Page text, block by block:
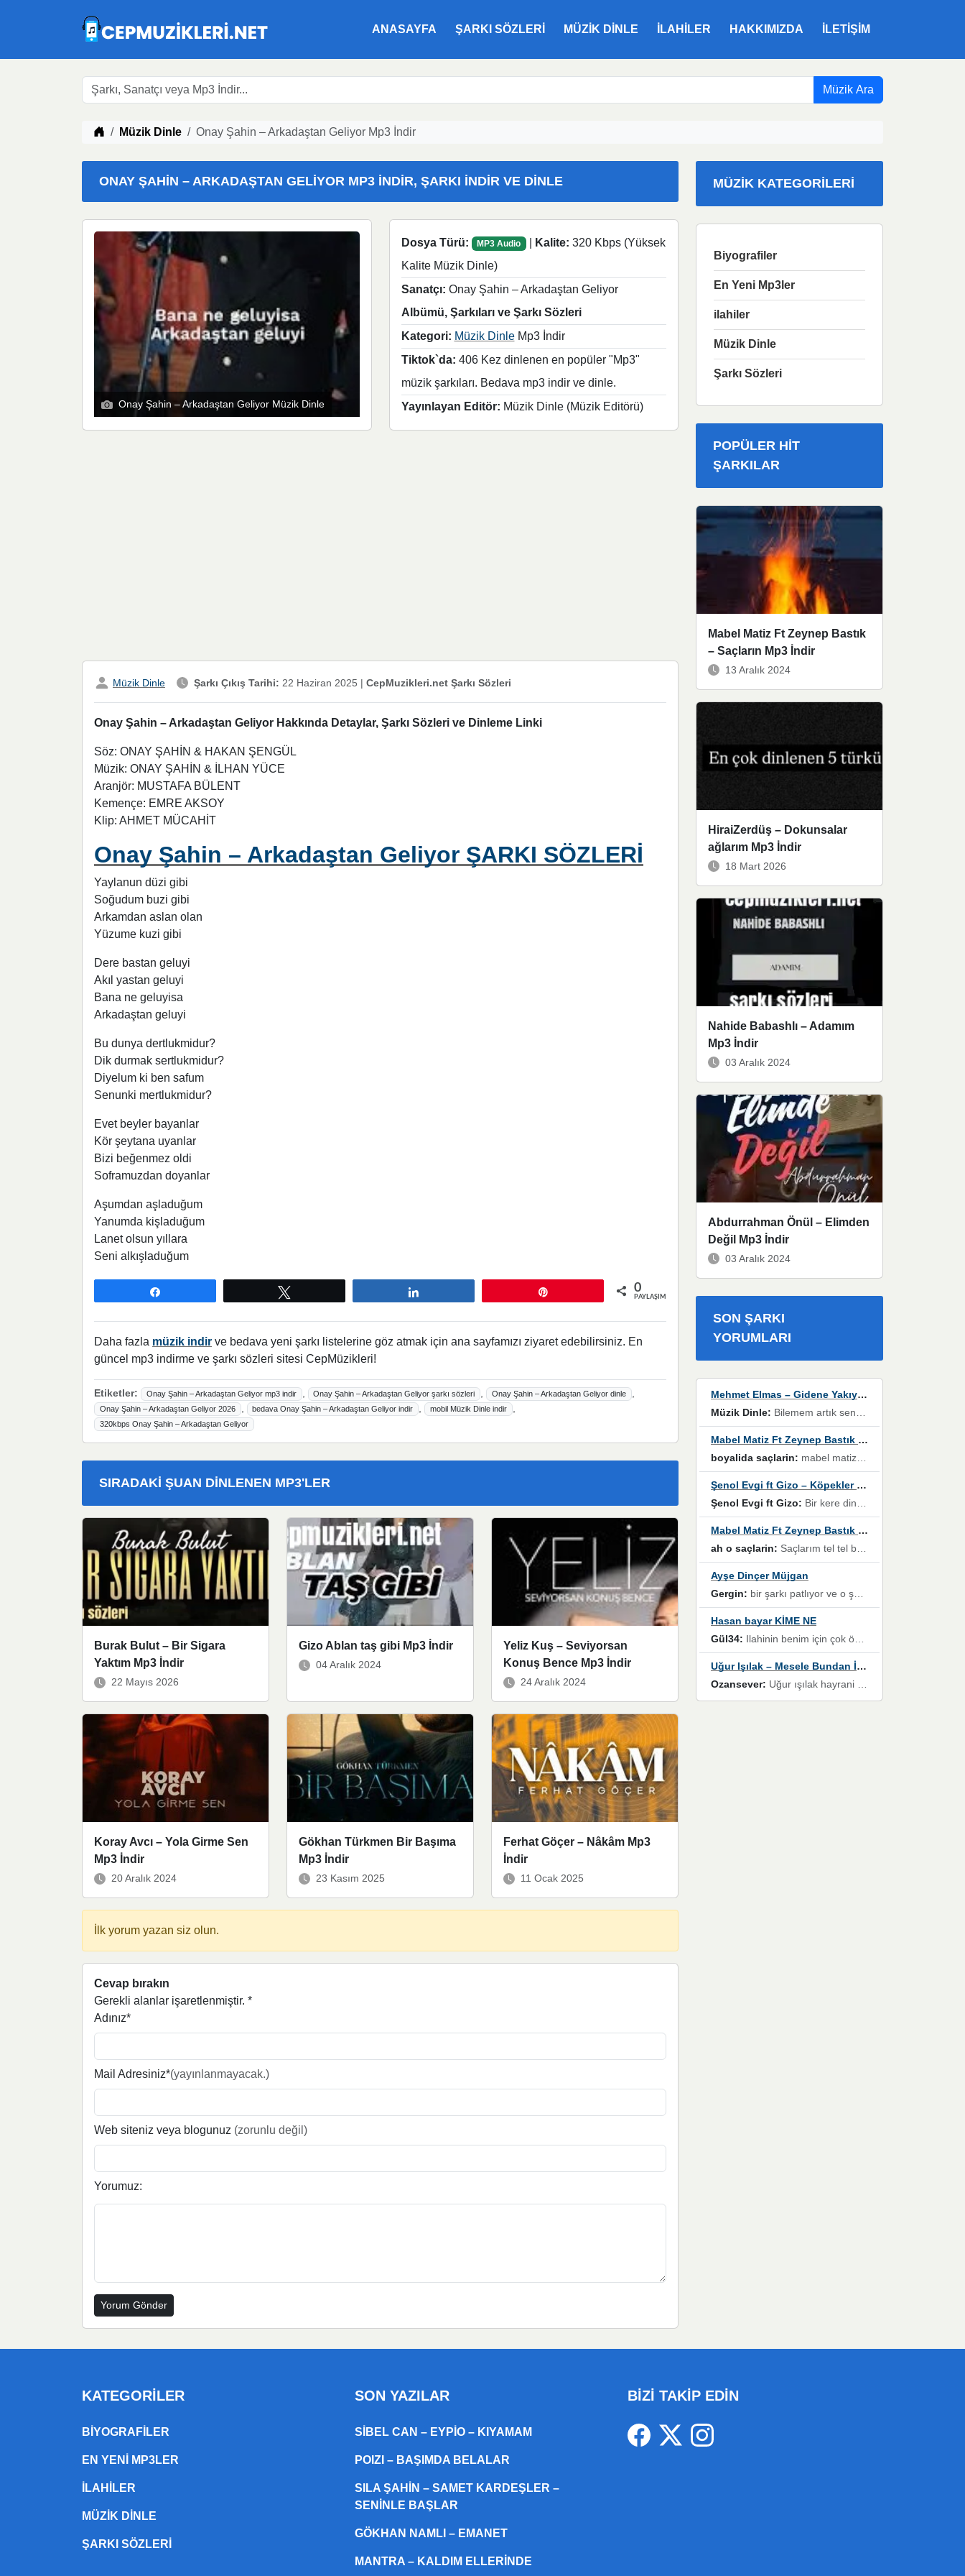
ANASAYFA ŞARKI SÖZLERI MÜZIK DINLE ILAHILER HAKKIMIZDA İLETIŞIM
Müzik Ara
Müzik indir
Müzik Dinle Onay Şahin – Arkadaştan Geliyor Mp3 İndir
ONAY ŞAHIN – ARKADAŞTAN GELIYOR MP3 İNDIR, ŞARKI İNDIR VE DINLE
Onay Şahin – Arkadaştan Geliyor Müzik Dinle
Dosya Türü: MP3 Audio Kalite: 320 Kbps (Yüksek
Kalite Müzik Dinle)
Sanatçı: Onay Şahin – Arkadaştan Geliyor
Albümü, Şarkıları ve Şarkı Sözleri
Kategori: Müzik DinleMp3 İndir
Tiktok`da: 406 Kez dinlenen en popüler "Mp3"
müzik şarkıları. Bedava mp3 indir ve dinle.
Yayınlayan Editör: Müzik Dinle (Müzik Editörü)
Müzik Dinle Şarkı Çıkış Tarihi: 22 Haziran 2025 | CepMuzikleri.net Şarkı Sözleri
Onay Şahin – Arkadaştan Geliyor Hakkında Detaylar, Şarkı Sözleri ve Dinleme Linki
Söz: ONAY ŞAHİN & HAKAN ŞENGÜL
Müzik: ONAY ŞAHİN & İLHAN YÜCE
Aranjör: MUSTAFA BÜLENT
Kemençe: EMRE AKSOY
Klip: AHMET MÜCAHİT
Onay Şahin – Arkadaştan Geliyor ŞARKI SÖZLERİ
Yaylanun düzi gibi
Soğudum buzi gibi
Arkamdan aslan olan
Yüzume kuzi gibi
Dere bastan geluyi
Akıl yastan geluyi
Bana ne geluyisa
Arkadaştan geluyi
Bu dunya dertlukmidur?
Dik durmak sertlukmidur?
Diyelum ki ben safum
Senunki mertlukmidur?
Evet beyler bayanlar
Kör şeytana uyanlar
Bizi beğenmez oldi
Soframuzdan doyanlar
Aşumdan aşladuğum
Yanumda kişladuğum
Lanet olsun yıllara
Seni alkışladuğum
0
PAYLAŞIMLAR
Daha fazla müzik indir ve bedava yeni şarkı listelerine göz atmak için ana sayfamızı ziyaret edebilirsiniz. En
güncel mp3 indirme ve şarkı sözleri sitesi CepMüzikleri!
Etiketler: Onay Şahin – Arkadaştan Geliyor mp3 indir , Onay Şahin – Arkadaştan Geliyor şarkı sözleri , Onay Şahin – Arkadaştan Geliyor dinle ,
Onay Şahin – Arkadaştan Geliyor 2026 , bedava Onay Şahin – Arkadaştan Geliyor indir , mobil Müzik Dinle indir ,
320kbps Onay Şahin – Arkadaştan Geliyor
SIRADAKI ŞUAN DINLENEN MP3'LER
Burak Bulut – Bir Sigara
Yaktım Mp3 İndir
22 Mayıs 2026
Gizo Ablan taş gibi Mp3 İndir
04 Aralık 2024
Yeliz Kuş – Seviyorsan
Konuş Bence Mp3 İndir
24 Aralık 2024
Koray Avcı – Yola Girme Sen
Mp3 İndir
20 Aralık 2024
Gökhan Türkmen Bir Başıma
Mp3 İndir
23 Kasım 2025
Ferhat Göçer – Nâkâm Mp3
İndir
11 Ocak 2025
İlk yorum yazan siz olun.
Cevap bırakın
Gerekli alanlar işaretlenmiştir. *
Adınız*
Mail Adresiniz*(yayınlanmayacak.)
Web siteniz veya blogunuz (zorunlu değil)
Yorumuz:
MÜZIK KATEGORILERI
Biyografiler
En Yeni Mp3ler
ilahiler
Müzik Dinle
Şarkı Sözleri
POPÜLER HIT
ŞARKILAR
Mabel Matiz Ft Zeynep Bastık
– Saçların Mp3 İndir
13 Aralık 2024
HiraiZerdüş – Dokunsalar
ağlarım Mp3 İndir
18 Mart 2026
Nahide Babashlı – Adamım
Mp3 İndir
03 Aralık 2024
Abdurrahman Önül – Elimden
Değil Mp3 İndir
03 Aralık 2024
SON ŞARKI
YORUMLARI
Mehmet Elmas – Gidene Yakıyorum
Müzik Dinle: Bilemem artık senden bir şans daha / Düştüğün zaman ben olmayacağım yanında” dizeleri, artık geçmişin tekrarına izin verilmeyeceğini, kişisel sınırların çizildiğini gösteriyor.
Mabel Matiz Ft Zeynep Bastık – Saçların
boyalida saçlarin: mabel matiz'in maya albümünde yer alan güzellerden. parça da şarkı hani! müzikal altyapısına vurulduğum, sözlerinde kaybolduğum bir parça olmuş.
Şenol Evgi ft Gizo – Köpekler Tanımadıklarına havlar
Şenol Evgi ft Gizo: Bir kere dinlememe rağmen kulaklardan gitmiyor sen sen sen sen kurban ol sen sen sen sen hayran ol yükses ses müzik dinleme sebebisiniz canlar bomba gibi patladınız maşallah
Mabel Matiz Ft Zeynep Bastık – Saçların
ah o saçlarin: Saçlarım tel tel beyazlıyor beyazlagına degil yanımda sen yoksun ona üzülüyorum günler bir bir geçiyor geçen günlere değil sensiz geçen günlere darılıyorum,Dinledikce asla kavusamayacagim ama asla unutamicagim sevdiğim adam için yanar içim
Ayşe Dinçer Müjgan
Gergin: bir şarkı patlıyor ve o şarkıyı millet her paylaşımın altına koyuyor ve öyle bir durum hal alıyor ki şarkıyı dinlemeden şarkıdan bikıyorsun Ama bu enteresan bir şekilde dillere dolanıyor millet olarak seviyoruz dertlerle boğuşurken bir yandan da göbek atmayi))) diyeceklerim bu kadar güzel hoş bir sayfa emeğinize sağlık arkadaşlar kolay gelsin
Hasan bayar KİME NE
Gül34: Ilahinin benim için çok özel bir yeri var İlk çıktığında komşum ne kadar yüksek sesle dinliyorsa orada duymuştum ve YouTube'dan aratıp Bu ilahiyi bulmuştum ve sonra müdavimi oldum günlük Ben de 3-5 kere dinleyip ezberleyip artık ilahiye bende eşlik ediyorum yüksek sesle Allah razı olsun hizmet nimettir Rabbim sizin zahmetlerinize de hayırlı nimetler versin Selam ve dua ile Allah'a emanet olun
Uğur Işılak – Mesele Bundan İbaret
Ozansever: Uğur ışılak hayrani olarak eski yeni tüm eserlerini keyifle huzurla dinleyenlerden birisiyim, emeğine saygı duyan gönül veren bunu en güzel şekilde sevenlerine ulaştıran siz değerli sayfa yöneticilerine de teşekkür ederim
KATEGORILER
BIYOGRAFILER
EN YENI MP3LER
ILAHILER
MÜZIK DINLE
ŞARKI SÖZLERI
SON YAZILAR
SIBEL CAN – EYPIO – KIYAMAM
POIZI – BAŞIMDA BELALAR
SILA ŞAHIN – SAMET KARDEŞLER –
SENINLE BAŞLAR
GÖKHAN NAMLI – EMANET
MANTRA – KALDIM ELLERINDE
BİZİ TAKİP EDİN